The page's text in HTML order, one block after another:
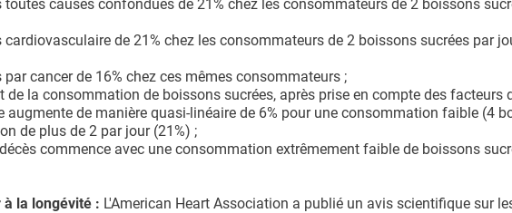
causes confondues de 21% chez les consommateurs de 2 boissons
de 21% chez les consommateurs de 2 boissons sucrées par
cancer de 16% chez ces mêmes consommateurs ;
de la consommation de boissons sucrées, après prise en compte des facteurs
de manière quasi-linéaire de 6% pour une consommation faible (4
de plus de 2 par jour (21%) ;
commence avec une consommation extrêmement faible de boissons
à la longévité : L'American Heart Association a publié un avis scientifique sur